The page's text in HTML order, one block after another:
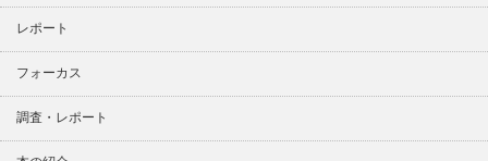
レポート
フォーカス
調査・レポート